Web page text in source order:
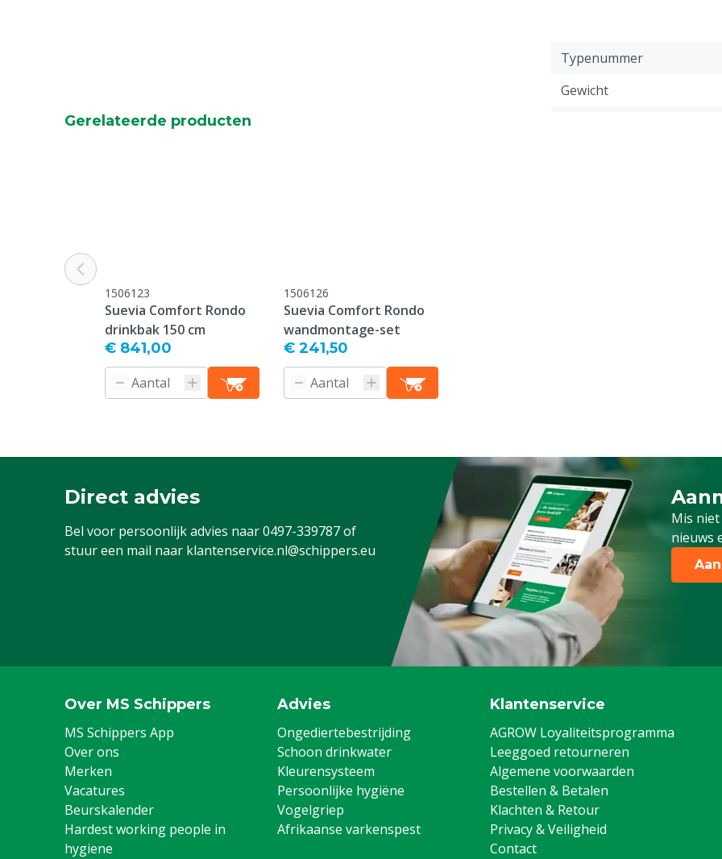
Typenummer
Gewicht
Gerelateerde producten
1506123
Suevia Comfort Rondo
drinkbak 150 cm
€ 841,00
1506126
Suevia Comfort Rondo
wandmontage-set
€ 241,50
Direct advies
Bel voor persoonlijk advies naar0497-339787of
stuur een mail naar klantenservice.nl@schippers.eu
Mis
nieuws
Schrijf
Over MS Schippers
MS Schippers App
Over ons
Merken
Vacatures
Beurskalender
Hardest working people in
hygiene
Advies
Ongediertebestrijding
Schoon drinkwater
Kleurensysteem
Persoonlijke hygiëne
Vogelgriep
Afrikaanse varkenspest
Klantenservice
AGROW Loyaliteitsprogramma
Leeggoed retourneren
Algemene voorwaarden
Bestellen & Betalen
Klachten & Retour
Privacy & Veiligheid
Contact